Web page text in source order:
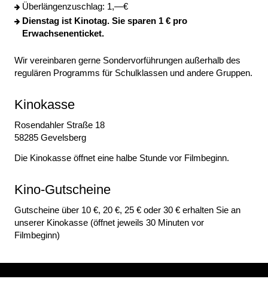
Überlängenzuschlag: 1,—€
Dienstag ist Kinotag. Sie sparen 1 € pro
Erwachsenenticket.
Wir vereinbaren gerne Sondervorführungen außerhalb des
regulären Programms für Schulklassen und andere Gruppen.
Kinokasse
Rosendahler Straße 18
58285 Gevelsberg
Die Kinokasse öffnet eine halbe Stunde vor Filmbeginn.
Kino-Gutscheine
Gutscheine über 10 €, 20 €, 25 € oder 30 € erhalten Sie an
unserer Kinokasse (öffnet jeweils 30 Minuten vor
Filmbeginn)